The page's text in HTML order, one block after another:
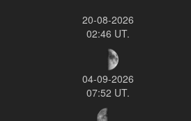
20-08-2026
02:46 UT.
04-09-2026
07:52 UT.